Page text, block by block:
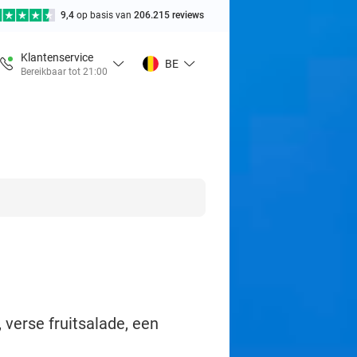
9,4 op basis van 206.215 reviews
Klantenservice
Bereikbaar tot 21:00
BE
fruitsalade, een